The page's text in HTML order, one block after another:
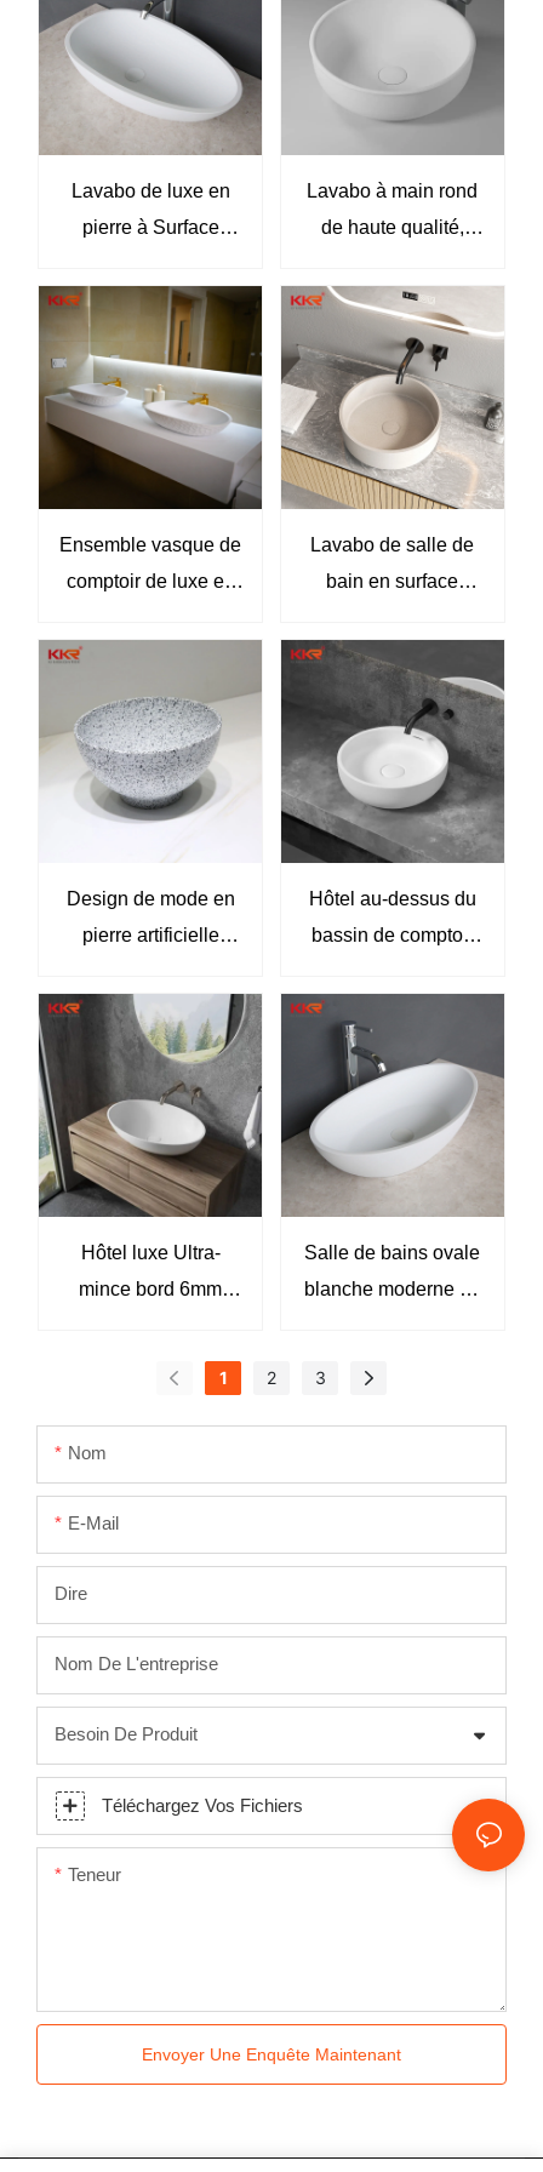
KKR
Lavabo de luxe en
pierre à Surface
lavabo de salle de
bains, lavabo de
lavage des mains
KKR-2117
Lavabo à main rond
de haute qualité,
du comptoir, évier de
salle de bains KKR-
2100-1
Ensemble vasque de
comptoir de luxe en
texturée diamantée,
pour meuble-lavabo
d'hôtel à double
vasque
Lavabo de salle de
bain en surface
élégant lavabo rond à
poser pour intérieurs
modernes
Design de mode en
pierre artificielle
Basins lavabo
Hôtel au-dessus du
bassin de comptoir
lavage de main KKR-
1144
Hôtel luxe Ultra-
mince bord 6mm
mat lavabo éviers
Salle de bains ovale
blanche moderne en
1 2 3
Nom
E-Mail
Dire
Nom De L'entreprise
Besoin De Produit
Téléchargez Vos Fichiers
Teneur
Envoyer Une Enquête Maintenant